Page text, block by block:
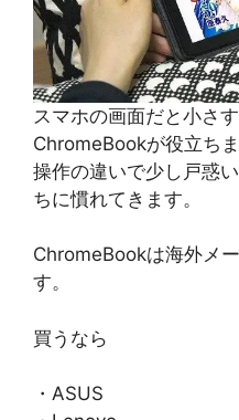
スマホの画面だと小さ
ChromeBookが役立ち
操作の違いで少し戸惑
ちに慣れてきます。
ChromeBookは海外メ
す。
買うなら
・ASUS